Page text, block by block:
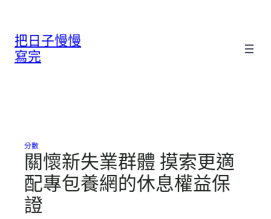
把日子慢慢
寫完
分數
關懷新失業群體 摸索更適
配專包養網的休息權益保
證